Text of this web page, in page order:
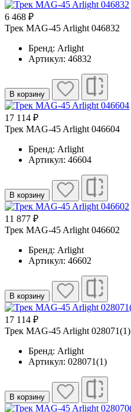
6 468 ₽
Трек MAG-45 Arlight 046832
Бренд: Arlight
Артикул: 46832
В корзину
17 114 ₽
Трек MAG-45 Arlight 046604
Бренд: Arlight
Артикул: 46604
В корзину
11 877 ₽
Трек MAG-45 Arlight 046602
Бренд: Arlight
Артикул: 46602
В корзину
17 114 ₽
Трек MAG-45 Arlight 028071(1)
Бренд: Arlight
Артикул: 028071(1)
В корзину